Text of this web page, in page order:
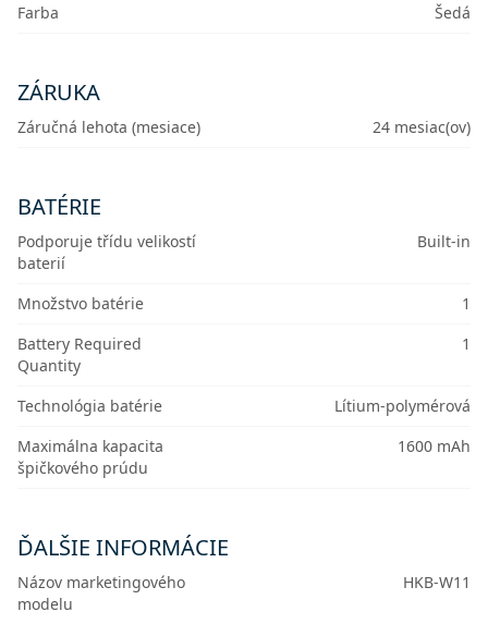
Farba
Šedá
ZÁRUKA
Záručná lehota (mesiace) 24 mesiac(ov)
BATÉRIE
Podporuje třídu velikostí
baterií
Built-in
Množstvo batérie
1
Battery Required
Quantity
1
Technológia batérie
Lítium-polymérová
Maximálna kapacita
špičkového prúdu
1600 mAh
ĎALŠIE INFORMÁCIE
Názov marketingového
modelu
HKB-W11